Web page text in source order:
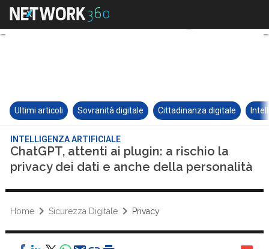
Ultimi articoli Sovranità digitale Cittadinanza digitale
INTELLIGENZA ARTIFICIALE
ChatGPT, attenti ai plugin: a rischio la
privacy dei dati e anche della personalità
Home Sicurezza Digitale Privacy